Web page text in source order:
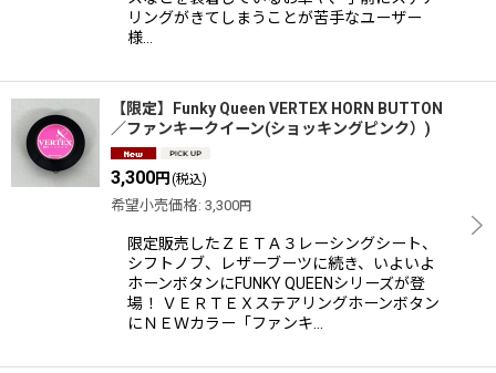
リングがきてしまうことが苦手なユーザー
様…
【限定】Funky Queen VERTEX HORN BUTTON
／ファンキークイーン(ショッキングピンク）)
3,300円 (税込)
希望小売価格: 3,300円
限定販売したＺＥＴＡ３レーシングシート、
シフトノブ、レザーブーツに続き、いよいよ
ホーンボタンにFUNKY QUEENシリーズが登
場！ ＶＥＲＴＥＸステアリングホーンボタン
にＮＥＷカラー「ファンキ…